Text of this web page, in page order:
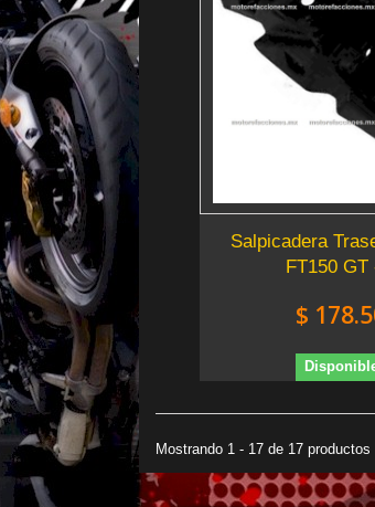
Salpicadera
FT150 GT
$
Mostrando 1 - 17 de 17 productos